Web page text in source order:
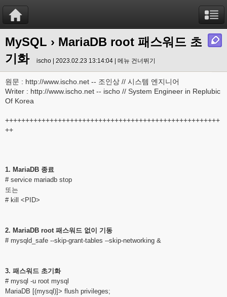
MySQL › MariaDB root 패스워드 초
기화
ischo | 2023.02.23 13:14:04 | 메뉴 건너뛰기
원문 : http://www.ischo.net -- 조인상 // 시스템 엔지니어
Writer : http://www.ischo.net -- ischo // System Engineer in Replubic
Of Korea
+++++++++++++++++++++++++++++++++++++++++++++++++++++
++
1. MariaDB 종료
# service mariadb stop
또는
# kill <PID>
2. MariaDB root 패스워드 없이 기동
# mysqld_safe --skip-grant-tables --skip-networking &
3. 패스워드 초기화
# mysql -u root mysql
MariaDB [(mysql)]> flush privileges;